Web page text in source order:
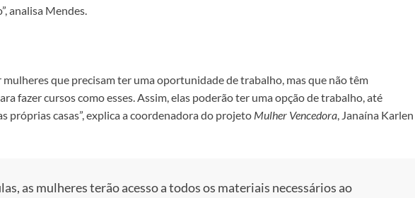
analisa Mendes.
mulheres que precisam ter uma oportunidade de trabalho, mas que não têm
fazer cursos como esses. Assim, elas poderão ter uma opção de trabalho, até
próprias casas”, explica a coordenadora do projeto Mulher Vencedora , Janaína Karlen
as mulheres terão acesso a todos os materiais necessários ao